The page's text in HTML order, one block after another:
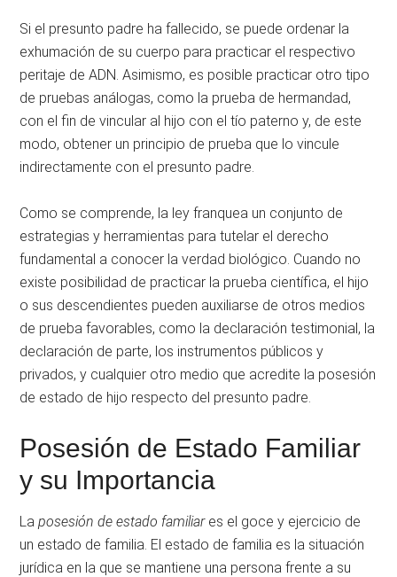
Si el presunto padre ha fallecido, se puede ordenar la
exhumación de su cuerpo para practicar el respectivo
peritaje de ADN. Asimismo, es posible practicar otro tipo
de pruebas análogas, como la prueba de hermandad,
con el fin de vincular al hijo con el tío paterno y, de este
modo, obtener un principio de prueba que lo vincule
indirectamente con el presunto padre.
Como se comprende, la ley franquea un conjunto de
estrategias y herramientas para tutelar el derecho
fundamental a conocer la verdad biológico. Cuando no
existe posibilidad de practicar la prueba científica, el hijo
o sus descendientes pueden auxiliarse de otros medios
de prueba favorables, como la declaración testimonial, la
declaración de parte, los instrumentos públicos y
privados, y cualquier otro medio que acredite la posesión
de estado de hijo respecto del presunto padre.
Posesión de Estado Familiar
y su Importancia
Laposesión de estado familiar es el goce y ejercicio de
un estado de familia. El estado de familia es la situación
jurídica en la que se mantiene una persona frente a su